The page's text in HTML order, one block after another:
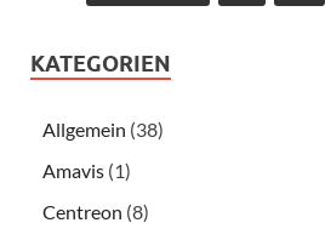
KATEGORIEN
Allgemein (38)
Amavis (1)
Centreon (8)